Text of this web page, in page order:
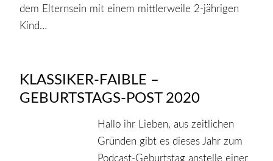
dem Elternsein mit einem mittlerweile 2-jährigen
Kind…
KLASSIKER-FAIBLE –
GEBURTSTAGS-POST 2020
Hallo ihr Lieben, aus zeitlichen
Gründen gibt es dieses Jahr zum
Podcast-Geburtstag anstelle einer